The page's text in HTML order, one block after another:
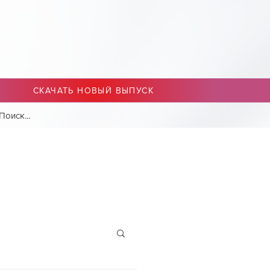
СКАЧАТЬ НОВЫЙ ВЫПУСК